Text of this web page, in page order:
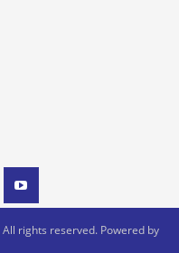
rights reserved. Powered by